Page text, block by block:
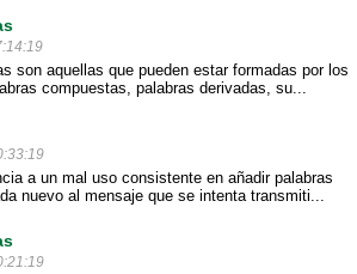
son aquellas que pueden estar formadas por los
compuestas, palabras derivadas, su...
a un mal uso consistente en añadir palabras
nuevo al mensaje que se intenta transmiti...